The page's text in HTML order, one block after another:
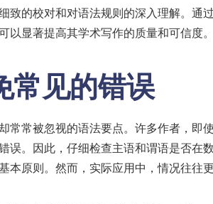
致的校对和对语法规则的深入理解。通
显著提高其学术写作的质量和可信度。
常见的错误
常常被忽视的语法要点。许多作者，即
误。因此，仔细检查主语和谓语是否在
原则。然而，实际应用中，情况往往更